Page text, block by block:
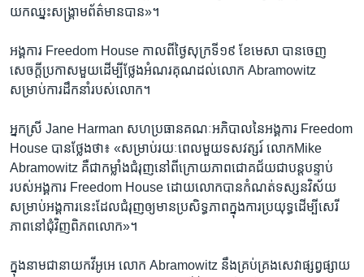
យក​ឈ្នះ​សង្គ្រាម​ព័ត៌មាន​បាន»។
អង្គការ​ Freedom House កាលពី​ថ្ងៃ​សុក្រ​ទី១៩ ខែមេសា បាន​ចេញ​
សេចក្ដីប្រកាស​មួយ​ដើម្បី​ថ្លែង​អំណរគុណ​ដល់​លោក Abramowitz​
សម្រាប់​ការដឹកនាំ​របស់​លោក។
អ្នកស្រី Jane Harman សហប្រធាន​គណៈ​អភិបាល​នៃអង្គការ Freedom
House បានថ្លែងថា៖ «សម្រាប់​រយៈ​ពេល​មួយ​ទសវត្សរ៍ ​លោកMike
Abramowitz គឺជា​កម្លាំង​ជំរុញ​នៅ​ពីក្រោយ​ភាពជោគជ័យ​ជាបន្ត​បន្ទាប់​
របស់​អង្គការ Freedom House ដោយ​លោក​បាន​កំណត់​ទស្សនវិស័យ​
សម្រាប់​អង្គការ​នេះ​ដែល​ជំរុញ​ឲ្យមាន​ប្រសិទ្ធភាព​ក្នុងការ​ប្រយុទ្ធ​ដើម្បី​សេរី
ភាព​នៅ​ជុំវិញ​ពិភពលោក»។
ក្នុងនាម​ជា​នាយក​វីអូអេ លោក Abramowitz នឹង​គ្រប់គ្រង​សេវា​ផ្សព្វផ្សាយ​